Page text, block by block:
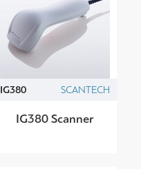
IG380 SCANTECH
IG380 Scanner